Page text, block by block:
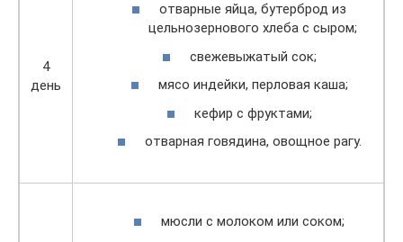
4
день
отварные яйца, бутерброд из
цельнозернового хлеба с сыром;
свежевыжатый сок;
мясо индейки, перловая каша;
кефир с фруктами;
отварная говядина, овощное рагу.
мюсли с молоком или соком;